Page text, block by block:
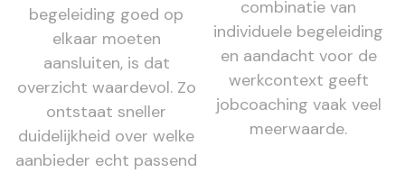
begeleiding goed op
elkaar moeten
aansluiten, is dat
overzicht waardevol. Zo
ontstaat sneller
duidelijkheid over welke
aanbieder echt passend
combinatie van
individuele begeleiding
en aandacht voor de
werkcontext geeft
jobcoaching vaak veel
meerwaarde.